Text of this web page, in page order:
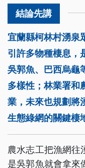
宜蘭縣柯林村湧泉
引許多物種棲息，
吳郭魚、巴西烏龜
多樣性；林業署和
業，未來也規劃將
生態綠網的關鍵棲
農水志工把漁網往
是吳郭魚就會拿來